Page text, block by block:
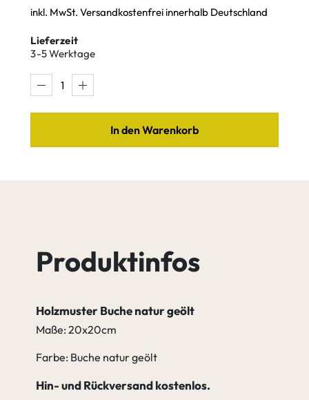
inkl. MwSt. Versandkostenfrei innerhalb Deutschland
Lieferzeit
3-5 Werktage
In den Warenkorb
Produktinfos
Holzmuster Buche natur geölt
Maße: 20x20cm
Farbe: Buche natur geölt
Hin- und Rückversand kostenlos.